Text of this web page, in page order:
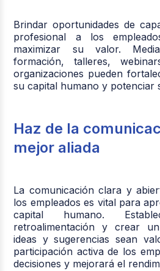
Brindar oportunidades de
profesional a los
maximizar su valor.
formación, talleres,
organizaciones pueden
su capital humano y potenciar
Haz de la
mejor aliada
La comunicación clara y
los empleados es vital para
capital humano.
retroalimentación y crear
ideas y sugerencias sean
participación activa de los
decisiones y mejorará el